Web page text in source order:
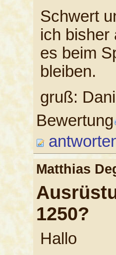
Schwert
ich bisher
es beim
bleiben.
gruß:
Bewertung
Matthias
1250?
Hallo